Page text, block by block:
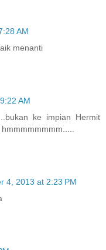
AM
menanti
AM
ke impian Hermit
4, 2013 at 2:23 PM